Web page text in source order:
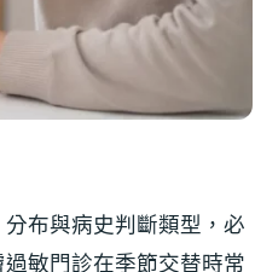
布與病史判斷類型，必
敏門診在季節交替時常